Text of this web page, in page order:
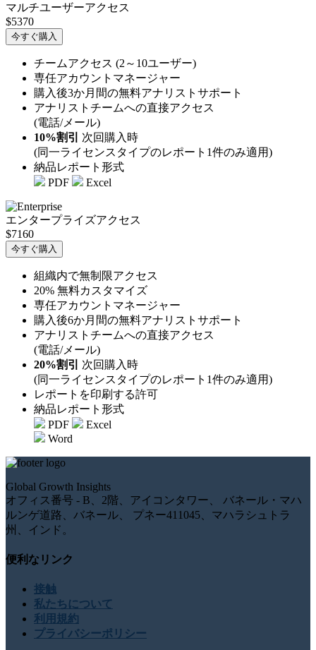
マルチユーザーアクセス
$5370
今すぐ購入
チームアクセス (2～10ユーザー)
専任アカウントマネージャー
購入後3か月間の無料アナリストサポート
アナリストチームへの直接アクセス
(電話/メール)
10%割引
次回購入時
(同一ライセンスタイプのレポート1件のみ適用)
納品レポート形式
PDF
Excel
エンタープライズアクセス
$7160
今すぐ購入
組織内で無制限アクセス
20% 無料カスタマイズ
専任アカウントマネージャー
購入後6か月間の無料アナリストサポート
アナリストチームへの直接アクセス
(電話/メール)
20%割引
次回購入時
(同一ライセンスタイプのレポート1件のみ適用)
レポートを印刷する許可
納品レポート形式
PDF
Excel
Word
Global Growth Insights
オフィス番号 - B、2階、アイコンタワー、 バネール・マハ
ルンゲ道路、バネール、 プネー411045、マハラシュトラ
州、インド。
便利なリンク
接触
私たちについて
利用規約
プライバシーポリシー